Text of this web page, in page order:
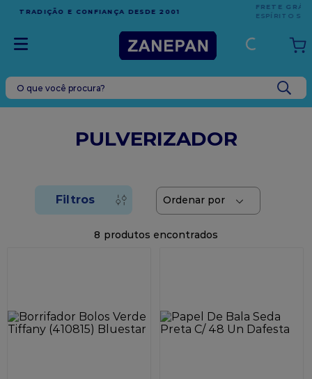
FRETE GRÁTIS
EM COMPRAS ACIMA DE R$1.000,00 PARA O
ESPÍRITO SANTO
O que você procura?
PULVERIZADOR
8
TERMOS MAIS BUSCADOS
vela
bala
9º
caixa kraft